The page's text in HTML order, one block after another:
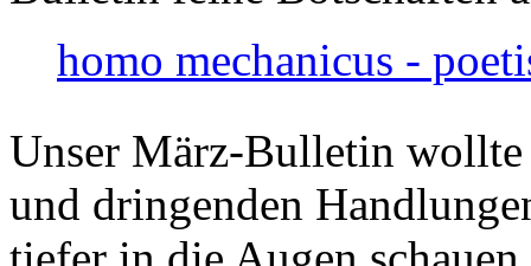
homo mechanicus -
Unser März-Bulletin
und dringenden